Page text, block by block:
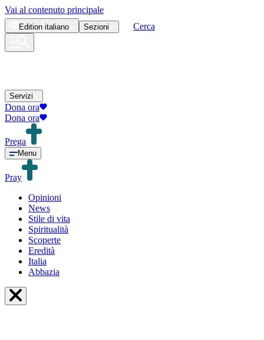
Vai al contenuto principale
Edition italiano Sezioni Cerca
Servizi
Dona ora
Dona ora
Prega
Menu
Pray
Opinioni
News
Stile di vita
Spiritualità
Scoperte
Eredità
Italia
Abbazia